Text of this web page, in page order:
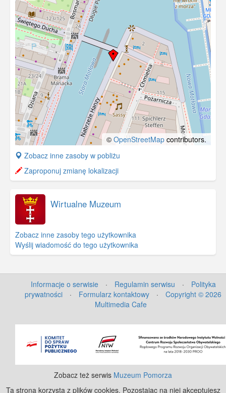
© OpenStreetMap contributors.
+
−
Zobacz inne zasoby w pobliżu
Zaproponuj zmianę lokalizacji
Wirtualne Muzeum
Zobacz inne zasoby tego użytkownika
Wyślij wiadomość do tego użytkownika
Informacje o serwisie · Regulamin serwisu ·
Polityka
prywatności
· Formularz kontaktowy ·
Copyright © 2026
Multimedia Cafe
Zobacz też serwis Muzeum Pomorza
Ta strona korzysta z plików cookies. Pozostając na niej akceptujesz